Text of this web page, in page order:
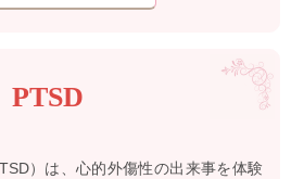
PTSD
）は、心的外傷性の出来事を体験